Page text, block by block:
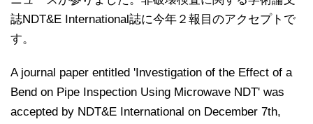
誌NDT&E International誌に今年２報目のアクセプトで
す。
A journal paper entitled 'Investigation of the Effect of a
Bend on Pipe Inspection Using Microwave NDT' was
accepted by NDT&E International on December 7th,